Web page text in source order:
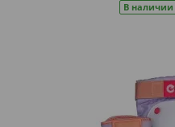
В наличии